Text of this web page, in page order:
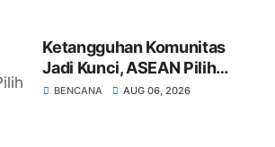
Ketangguhan Komunitas
Jadi Kunci, ASEAN Pilih
Yogyakarta sebagai Model
BENCANA AUG 06, 2026